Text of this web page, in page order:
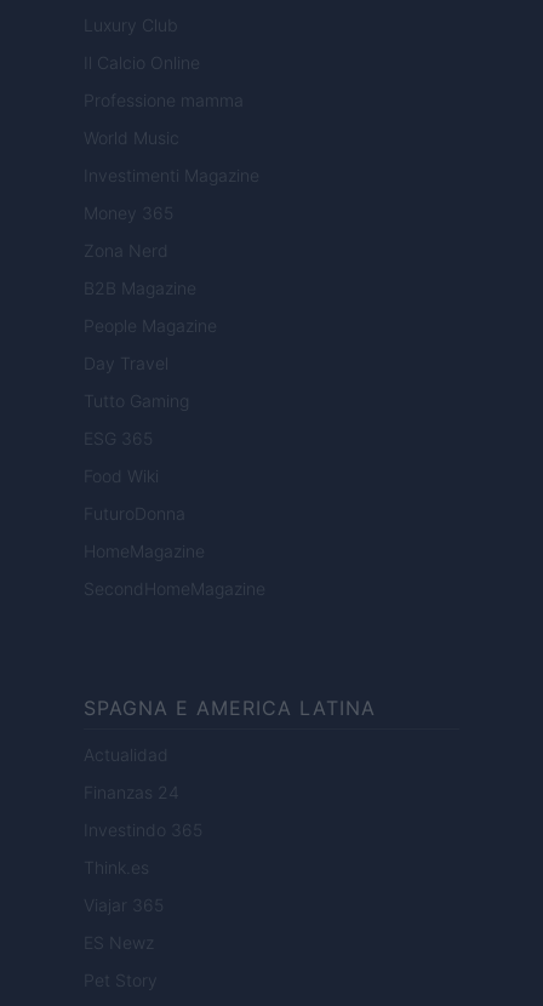
Luxury Club
Il Calcio Online
Professione mamma
World Music
Investimenti Magazine
Money 365
Zona Nerd
B2B Magazine
People Magazine
Day Travel
Tutto Gaming
ESG 365
Food Wiki
FuturoDonna
HomeMagazine
SecondHomeMagazine
SPAGNA E AMERICA LATINA
Actualidad
Finanzas 24
Investindo 365
Think.es
Viajar 365
ES Newz
Pet Story